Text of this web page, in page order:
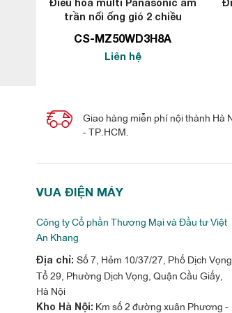
Với công nghệ hiện đại của mình, điều
cũng như số người trong phòng.
Điều hòa multi Panasonic
bộ cảm biến Econavi
Máy lạnh Panasonic được trang bị công
Điều hòa multi Panasonic âm
trần nối ống gió 2 chiều
CS-MZ50WD3H8A
Liên hệ
Giao hàng miễn phí nội thành Hà
- TP.HCM.
VUA ĐIỆN MÁY
Công ty Cổ phần Thương Mại và Đầu tư Việt
An Khang
Địa chỉ: Số 7, Hẻm 10/37/27, Phố Dịch Vọng,
Tổ 29, Phường Dịch Vọng, Quận Cầu Giấy,
Hà Nội
Kho Hà Nội: Km số 2 đường xuân Phương -